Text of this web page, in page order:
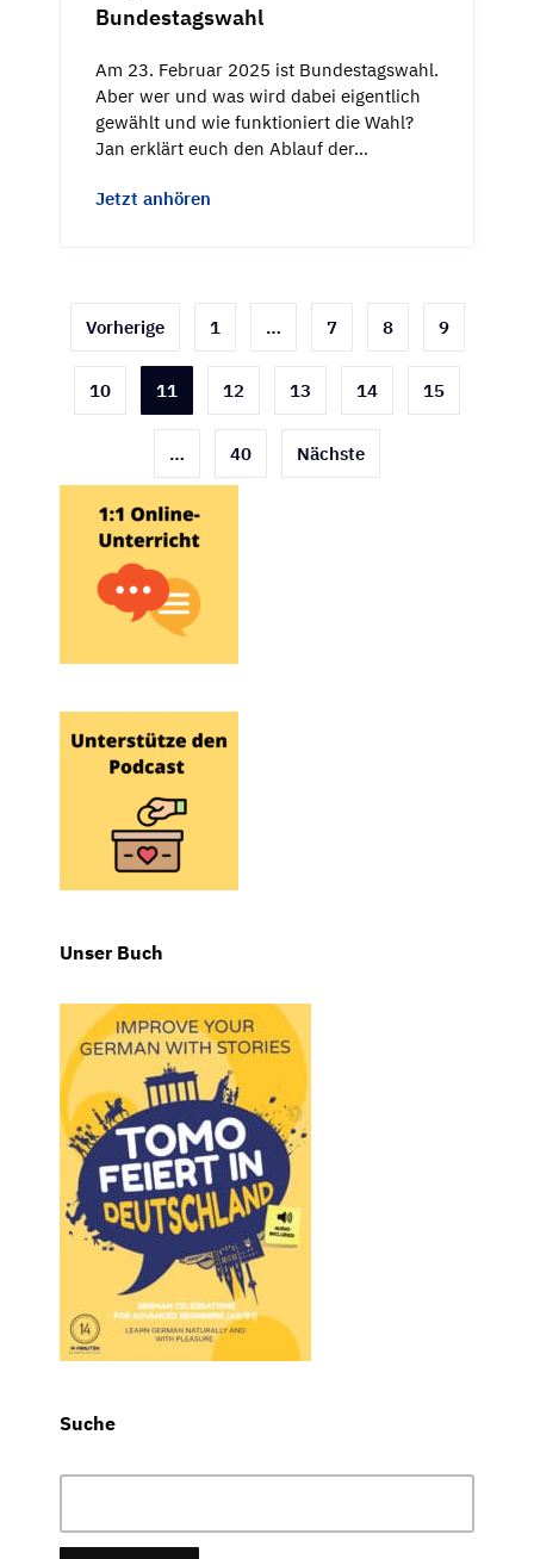
Bundestagswahl
Am 23. Februar 2025 ist Bundestagswahl.
Aber wer und was wird dabei eigentlich
gewählt und wie funktioniert die Wahl?
Jan erklärt euch den Ablauf der…
Jetzt anhören
Seitennummerierung
der
Beiträge
Vorherige 1 … 7 8 9
10 11 12 13 14 15
… 40 Nächste
Unser Buch
Suche